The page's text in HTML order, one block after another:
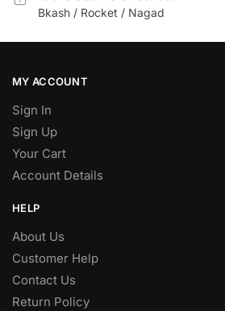
Bkash / Rocket / Nagad
MY ACCOUNT
Sign In
Sign Up
Your Cart
Account Details
HELP
About Us
Customer Help
Contact Us
Return Policy